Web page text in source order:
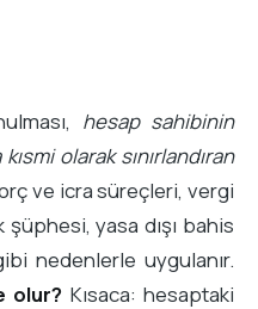
hesap sahibinin
olarak sınırlandıran
ve icra süreçleri, vergi
şüphesi, yasa dışı bahis
nedenlerle uygulanır.
olur? Kısaca: hesaptaki